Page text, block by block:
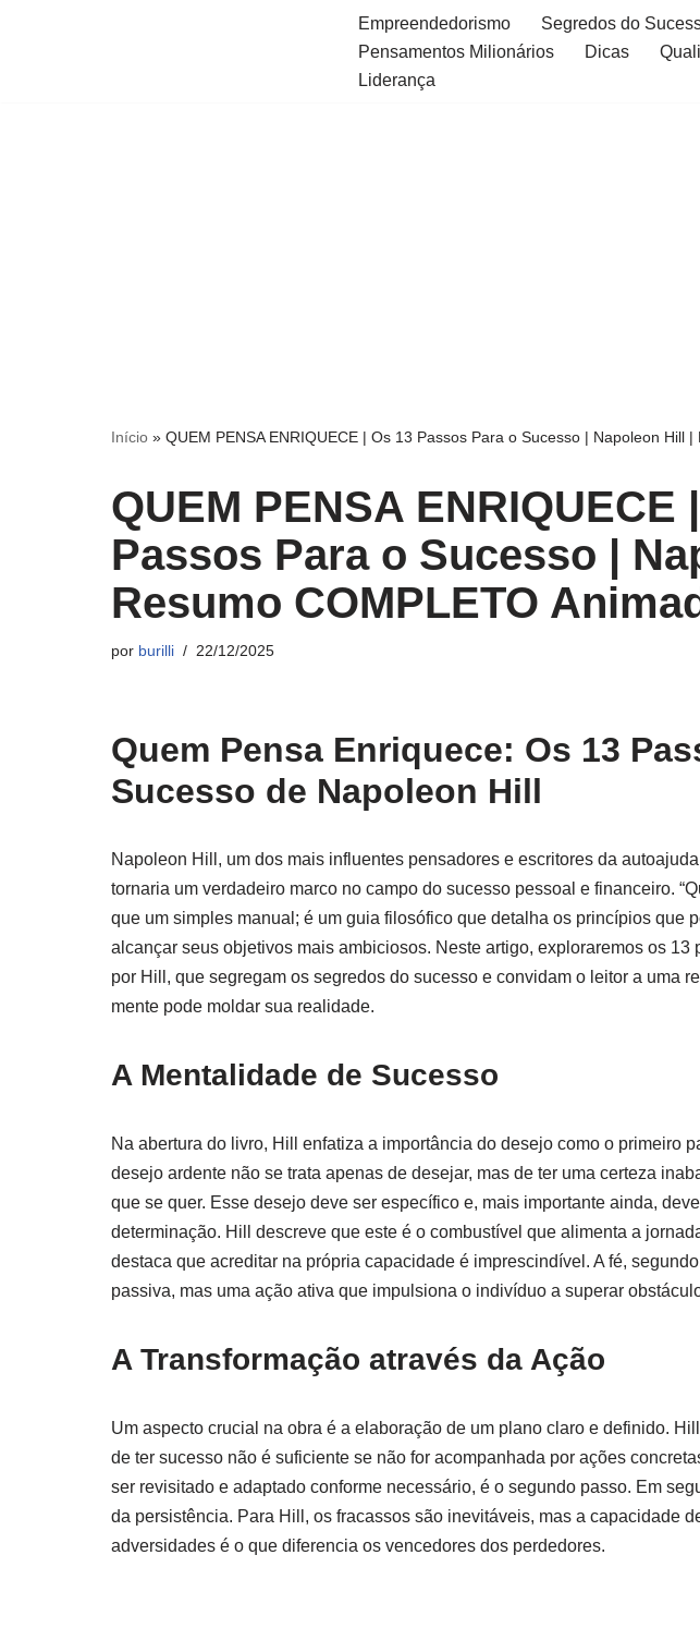
Empreendedorismo Segredos do
Pensamentos Milionários
Dicas
Liderança
Início » QUEM PENSA ENRIQUECE | Os 13 Passos Para o Sucesso | Napoleon Hill
QUEM PENSA ENRIQUECE
Passos Para o Sucesso |
Resumo COMPLETO
por burilli 22/12/2025
Quem Pensa Enriquece: Os 13
Sucesso de Napoleon Hill
Napoleon Hill, um dos mais influentes pensadores e escritores da
tornaria um verdadeiro marco no campo do sucesso pessoal e financeiro.
que um simples manual; é um guia filosófico que detalha os princípios que
alcançar seus objetivos mais ambiciosos. Neste artigo, exploraremos os 13
por Hill, que segregam os segredos do sucesso e convidam o leitor a uma
mente pode moldar sua realidade.
A Mentalidade de Sucesso
Na abertura do livro, Hill enfatiza a importância do desejo como o primeiro
desejo ardente não se trata apenas de desejar, mas de ter uma certeza
que se quer. Esse desejo deve ser específico e, mais importante ainda,
determinação. Hill descreve que este é o combustível que alimenta a
destaca que acreditar na própria capacidade é imprescindível. A fé,
passiva, mas uma ação ativa que impulsiona o indivíduo a superar
A Transformação através da Ação
Um aspecto crucial na obra é a elaboração de um plano claro e definido.
de ter sucesso não é suficiente se não for acompanhada por ações
ser revisitado e adaptado conforme necessário, é o segundo passo. Em
da persistência. Para Hill, os fracassos são inevitáveis, mas a capacidade
adversidades é o que diferencia os vencedores dos perdedores.